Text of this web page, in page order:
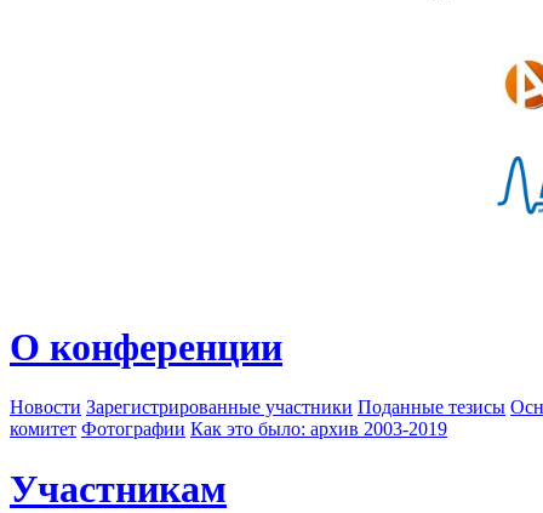
О конференции
Новости Зарегистрированные участники Поданные тезисы
комитет Фотографии Как это было: архив 2003-2019
Участникам